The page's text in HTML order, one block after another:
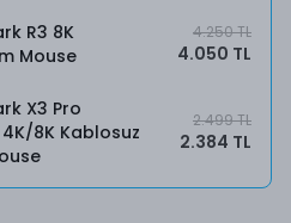
R3 8K
Mouse
4.250 TL
4.050 TL
X3 Pro
8K Kablosuz
2.499 TL
2.384 TL